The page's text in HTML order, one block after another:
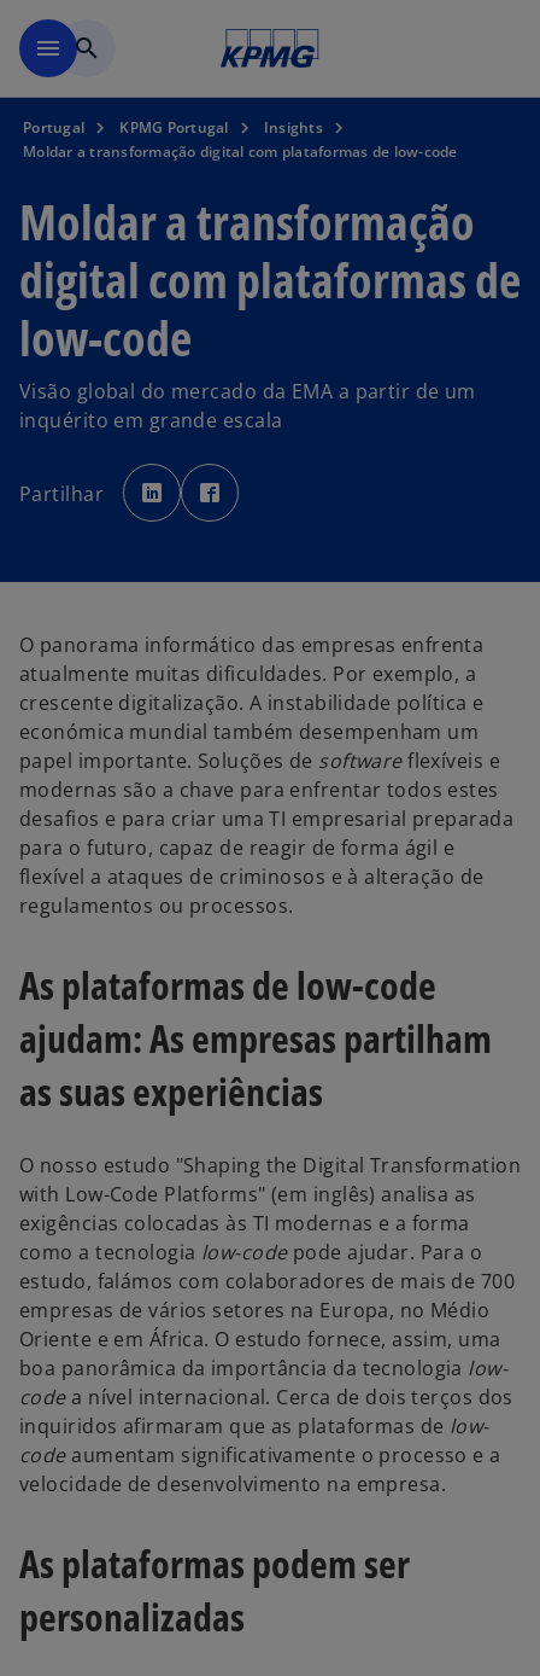
menu search
Portugal KPMG Portugal
Insights
Moldar a transformação digital com plataformas de low-code
Moldar a transformação
digital com plataformas de
low-code
Visão global do mercado da EMA a partir de um
inquérito em grande escala
Partilhar
o
p
e
n
n
a
b
p
e
n
a
b
O panorama informático das empresas enfrenta
atualmente muitas dificuldades. Por exemplo, a
crescente digitalização. A instabilidade política e
económica mundial também desempenham um
papel importante. Soluções de softwareflexíveis e
modernas são a chave para enfrentar todos estes
desafios e para criar uma TI empresarial preparada
para o futuro, capaz de reagir de forma ágil e
flexível a ataques de criminosos e à alteração de
regulamentos ou processos.
As plataformas de low-code
ajudam: As empresas partilham
as suas experiências
O nosso estudo "Shaping the Digital Transformation
with Low-Code Platforms" (em inglês) analisa as
exigências colocadas às TI modernas e a forma
como a tecnologia low-codepode ajudar. Para o
estudo, falámos com colaboradores de mais de 700
empresas de vários setores na Europa, no Médio
Oriente e em África. O estudo fornece, assim, uma
boa panorâmica da importância da tecnologia low-
codea nível internacional. Cerca de dois terços dos
inquiridos afirmaram que as plataformas de low-
codeaumentam significativamente o processo e a
velocidade de desenvolvimento na empresa.
As plataformas podem ser
personalizadas